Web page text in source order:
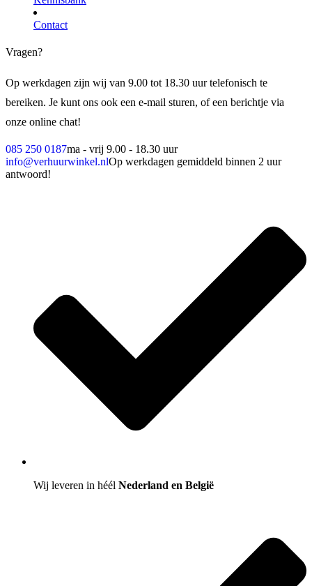
Contact
Vragen?
Op werkdagen zijn wij van 9.00 tot 18.30 uur telefonisch te
bereiken. Je kunt ons ook een e-mail sturen, of een berichtje via
onze online chat!
085 250 0187ma - vrij 9.00 - 18.30 uur
info@verhuurwinkel.nlOp werkdagen gemiddeld binnen 2 uur
antwoord!
Wij leveren in héél Nederland en België